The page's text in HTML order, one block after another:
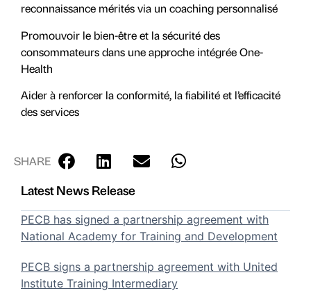
reconnaissance mérités via un coaching personnalisé
Promouvoir le bien-être et la sécurité des
consommateurs dans une approche intégrée One-
Health
Aider à renforcer la conformité, la fiabilité et l’efficacité
des services
SHARE
Latest News Release
PECB has signed a partnership agreement with
National Academy for Training and Development
PECB signs a partnership agreement with United
Institute Training Intermediary